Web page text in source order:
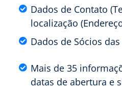
Dados de Contato
localização
Dados de Sócios
Mais de 35
datas de abertura e